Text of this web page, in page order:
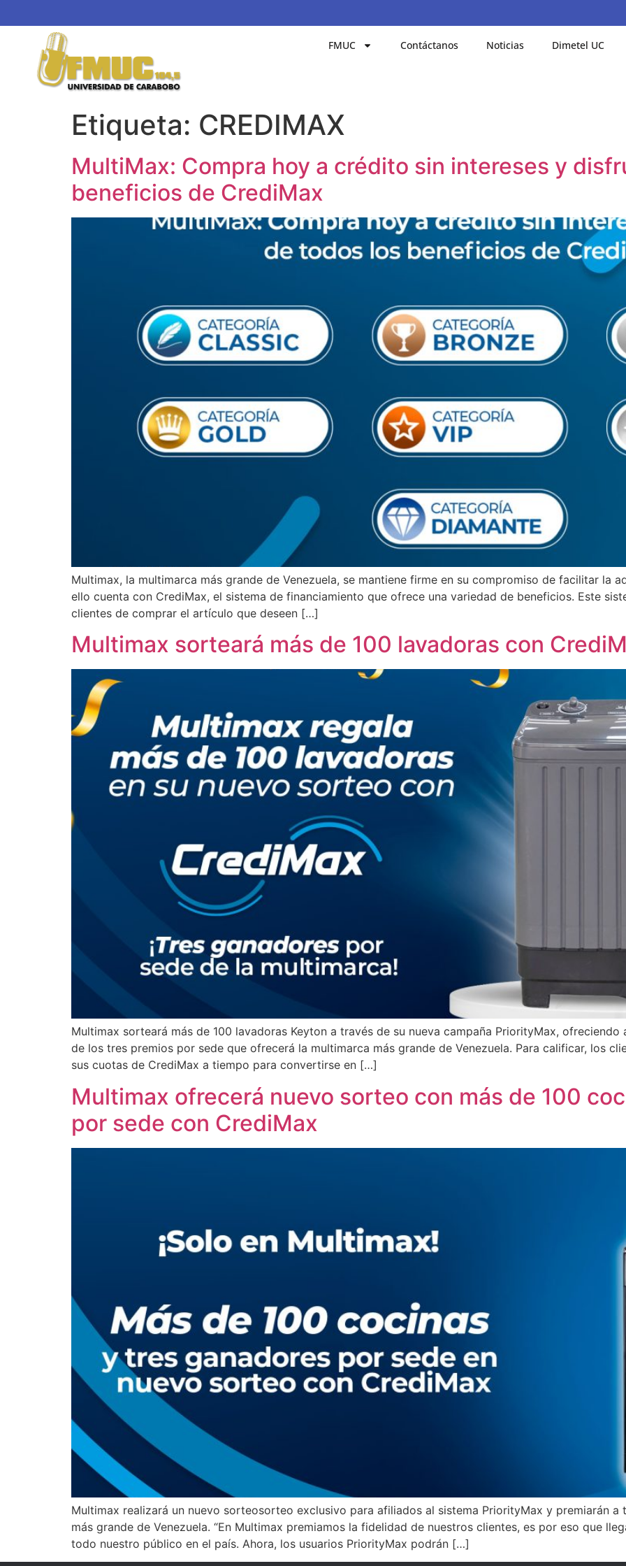
FMUC Contáctanos Noticias Dimetel UC
Etiqueta: CREDIMAX
MultiMax: Compra hoy a crédito sin intereses y
beneficios de CrediMax
Multimax, la multimarca más grande de Venezuela, se mantiene firme en su compromiso de facilitar la
ello cuenta con CrediMax, el sistema de financiamiento que ofrece una variedad de beneficios. Este
clientes de comprar el artículo que deseen […]
Multimax sorteará más de 100 lavadoras con
Multimax sorteará más de 100 lavadoras Keyton a través de su nueva campaña PriorityMax,
de los tres premios por sede que ofrecerá la multimarca más grande de Venezuela. Para calificar, los
sus cuotas de CrediMax a tiempo para convertirse en […]
Multimax ofrecerá nuevo sorteo con más de 100
por sede con CrediMax
Multimax realizará un nuevo sorteosorteo exclusivo para afiliados al sistema PriorityMax y premiarán
más grande de Venezuela. “En Multimax premiamos la fidelidad de nuestros clientes, es por eso que
todo nuestro público en el país. Ahora, los usuarios PriorityMax podrán […]